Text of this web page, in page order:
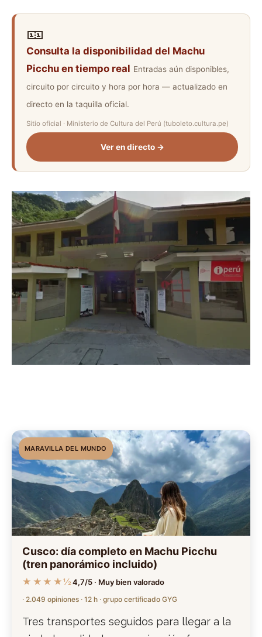
🎫
Consulta la disponibilidad del Machu
Picchu en tiempo real Entradas aún disponibles,
circuito por circuito y hora por hora — actualizado en
directo en la taquilla oficial.
Sitio oficial · Ministerio de Cultura del Perú (tuboleto.cultura.pe)
Ver en directo →
MARAVILLA DEL MUNDO
Cusco: día completo en Machu Picchu
(tren panorámico incluido)
★★★★½4,7/5 · Muy bien valorado
· 2.049 opiniones · 12 h · grupo certificado GYG
Tres transportes seguidos para llegar a la